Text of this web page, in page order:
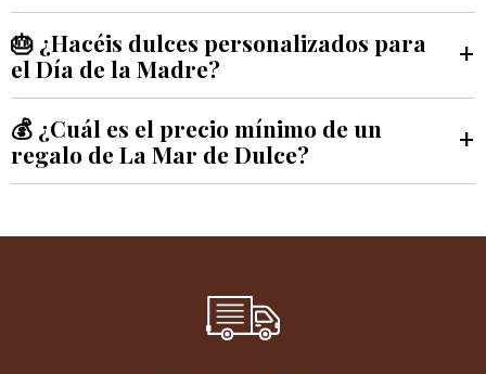
🎂 ¿Hacéis dulces personalizados para
el Día de la Madre?
+
💰 ¿Cuál es el precio mínimo de un
regalo de La Mar de Dulce?
+